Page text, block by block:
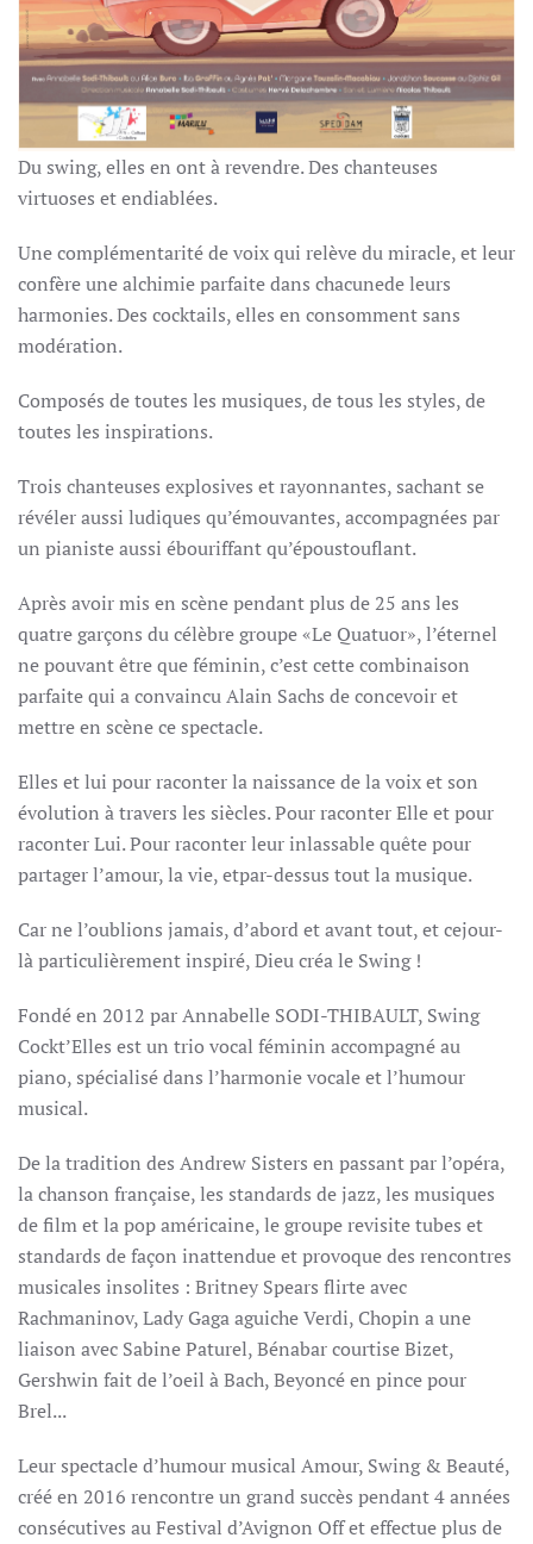
Du swing, elles en ont à revendre. Des chanteuses
virtuoses et endiablées.
Une complémentarité de voix qui relève du miracle,et leur
confère une alchimie parfaite dans chacunede leurs
harmonies.Des cocktails, elles en consomment sans
modération.
Composés de toutes les musiques,de tous les styles, de
toutes les inspirations.
Trois chanteuses explosives et rayonnantes, sachant se
révéler aussi ludiques qu’émouvantes,accompagnées par
un pianisteaussi ébouriffant qu’époustouflant.
Après avoir mis en scène pendant plus de 25 ans les
quatre garçons du célèbre groupe «Le Quatuor», l’éternel
ne pouvant être que féminin, c’est cette combinaison
parfaite qui a convaincu Alain Sachs de concevoir et
mettre en scène ce spectacle.
Elles et lui pour raconter la naissance de la voix et son
évolution à travers les siècles. Pour raconter Elle et pour
raconter Lui. Pour raconter leur inlassable quête pour
partager l’amour, la vie, etpar-dessus tout la musique.
Car ne l’oublions jamais, d’abord et avant tout, et cejour-
là particulièrement inspiré, Dieu créa le Swing !
Fondé en 2012 par Annabelle SODI-THIBAULT, Swing
Cockt’Elles est un trio vocal féminin accompagné au
piano, spécialisé dans l’harmonie vocale et l’humour
musical.
De la tradition des Andrew Sisters en passant par l’opéra,
la chanson française, les standards de jazz, les musiques
de film et la pop américaine, le groupe revisite tubes et
standards de façon inattendue et provoque des rencontres
musicales insolites : Britney Spears flirte avec
Rachmaninov, Lady Gaga aguiche Verdi, Chopin a une
liaison avec Sabine Paturel, Bénabar courtise Bizet,
Gershwin fait de l’oeil à Bach, Beyoncé en pince pour
Brel...
Leur spectacle d’humour musical Amour, Swing & Beauté,
créé en 2016 rencontre un grand succès pendant 4 années
consécutives au Festival d’Avignon Off et effectue plus de